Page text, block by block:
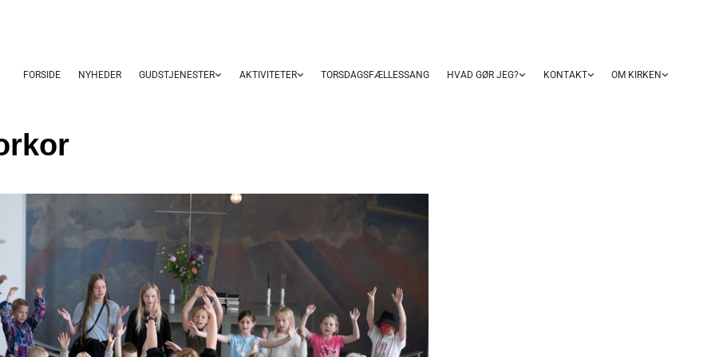
FORSIDE NYHEDER GUDSTJENESTER AKTIVITETER TORSDAGSFÆLLESSANG HVAD GØR JEG? KONTAKT OM KIRKEN